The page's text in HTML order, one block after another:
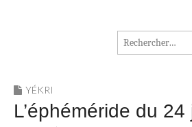
Rechercher :
YÉKRI
L’éphéméride du 24